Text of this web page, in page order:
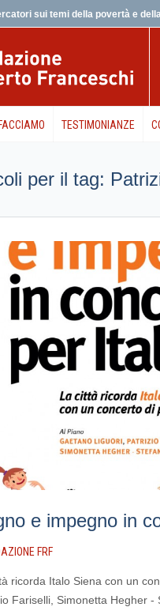
sui temi della povertà e
TESTIMONIANZE
per il tag:
e impegno in
FRF
ricorda Italo Siena con un
Fariselli, Simonetta Hegher -